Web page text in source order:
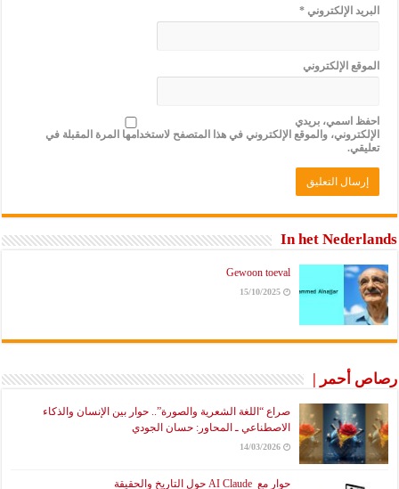
البريد الإلكتروني*
الموقع الإلكتروني
احفظ اسمي، بريدي
الإلكتروني، والموقع الإلكتروني في هذا المتصفح لاستخدامها المرة المقبلة في
تعليقي.
In het Nederlands
Gewoon toeval
15/10/2025
رصاص أحمر |
صراع “اللغة الشعرية والصورة”.. حوار بين الإنسان والذكاء
الاصطناعي ـ المحاور: حسان الجودي
14/03/2026
حوار مع AI Claude حول التاريخ والحقيقة